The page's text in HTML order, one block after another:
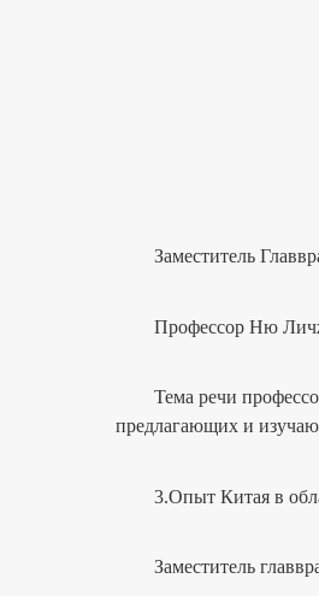
Заместитель
Профессор Ню Личжи
Тема речи
предлагающих и
3.Опыт Китая в
Заместитель